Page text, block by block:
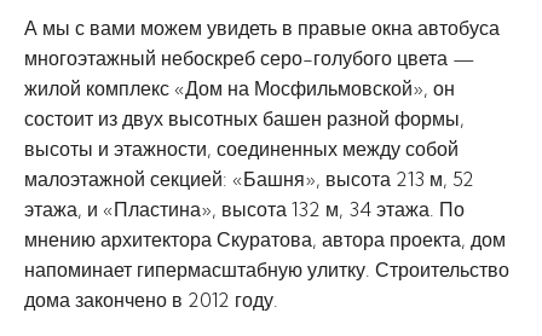
А мы с вами можем увидеть в правые окна автобуса
многоэтажный небоскреб серо-голубого цвета —
жилой комплекс «Дом на Мосфильмовской», он
состоит из двух высотных башен разной формы,
высоты и этажности, соединенных между собой
малоэтажной секцией: «Башня», высота 213 м, 52
этажа, и «Пластина», высота 132 м, 34 этажа. По
мнению архитектора Скуратова, автора проекта, дом
напоминает гипермасштабную улитку. Строительство
дома закончено в 2012 году.